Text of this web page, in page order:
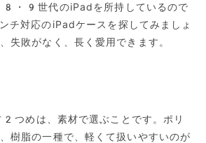
・9世代のiPadを所持しているので
対応のiPadケースを探してみましょ
失敗がなく、長く愛用できます。
つめは、素材で選ぶことです。ポリ
樹脂の一種で、軽くて扱いやすいのが